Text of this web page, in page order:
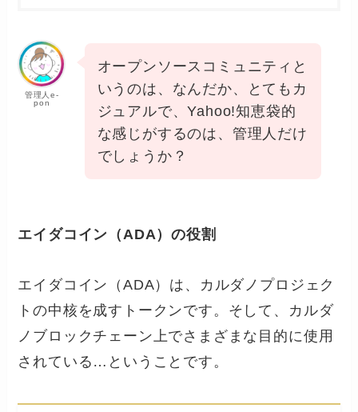
管理人e-
pon
オープンソースコミュニティと
いうのは、なんだか、とてもカ
ジュアルで、Yahoo!知恵袋的
な感じがするのは、管理人だけ
でしょうか？
エイダコイン（ADA）の役割
エイダコイン（ADA）は、カルダノプロジェク
トの中核を成すトークンです。そして、カルダ
ノブロックチェーン上でさまざまな目的に使用
されている…ということです。